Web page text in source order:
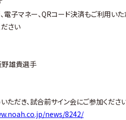
電子マネー、QRコード決済もご利用い
さい
雄貴選手
だき、試合前サイン会にご参加くださ
news/8242/